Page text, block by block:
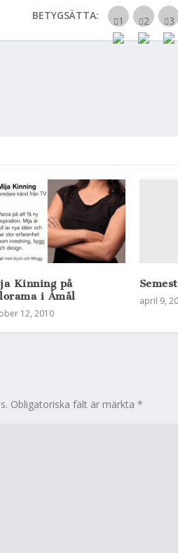
BETYGSÄTTA:
Kinning på
i Åmål
12, 2010
april 9,
Obligatoriska fält är märkta*